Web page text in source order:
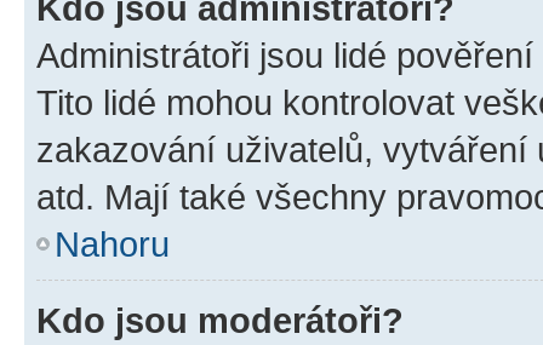
Administrátoři jsou lidé
Tito lidé mohou kontrolovat
zakazování uživatelů,
atd. Mají také všechny
Nahoru
Kdo jsou moderátoři?